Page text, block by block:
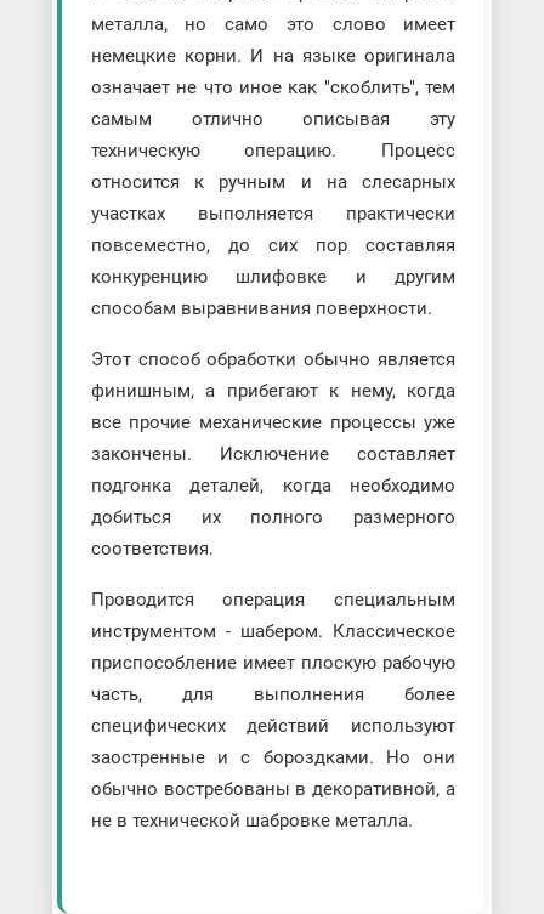
металла, но само это слово имеет
немецкие корни. И на языке оригинала
означает не что иное как "скоблить", тем
самым отлично описывая эту
техническую операцию. Процесс
относится к ручным и на слесарных
участках выполняется практически
повсеместно, до сих пор составляя
конкуренцию шлифовке и другим
способам выравнивания поверхности.
Этот способ обработки обычно является
финишным, а прибегают к нему, когда
все прочие механические процессы уже
закончены. Исключение составляет
подгонка деталей, когда необходимо
добиться их полного размерного
соответствия.
Проводится операция специальным
инструментом - шабером. Классическое
приспособление имеет плоскую рабочую
часть, для выполнения более
специфических действий используют
заостренные и с бороздками. Но они
обычно востребованы в декоративной, а
не в технической шабровке металла.